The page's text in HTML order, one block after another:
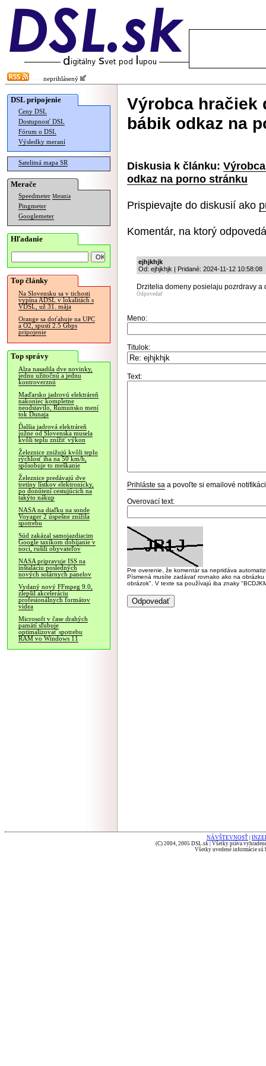
neprihlásený
DSL pripojenie
Ceny DSL
Dostupnosť DSL
Fórum o DSL
Výsledky meraní
Satelitná mapa SR
Merače
Speedmeter Merania
Pingmeter
Googlemeter
Hľadanie
Top články
Na Slovensku sa v tichosti
vypína ADSL v lokalitách s
VDSL, už 31. mája
Orange sa doťahuje na UPC
a O2, spustí 2.5 Gbps
pripojenie
Top správy
Alza nasadila dve novinky,
jednu užitočnú a jednu
kontroverznú
Maďarsko jadrovú elektráreň
nakoniec kompletne
neodstavilo, Rumunsko mení
tok Dunaja
Ďalšia jadrová elektráreň
južne od Slovenska musela
kvôli teplu znížiť výkon
Železnice znižujú kvôli teplu
rýchlosť iba na 50 km/h,
spôsobuje to meškanie
Železnice predávajú dve
tretiny lístkov elektronicky,
po donútení cestujúcich na
takýto nákup
NASA na diaľku na sonde
Voyager 2 úspešne znížila
spotrebu
Súd zakázal samojazdiacim
Google taxíkom dobíjanie v
noci, rušili obyvateľov
NASA pripravuje ISS na
inštaláciu posledných
nových solárnych panelov
Vydaný nový FFmpeg 9.0,
zlepšil akceleráciu
profesionálnych formátov
videa
Microsoft v čase drahých
pamätí sľubuje
optimalizovať spotrebu
RAM vo Windows 11
Výrobca hračiek
bábik odkaz na
Diskusia k článku:
odkaz na porno stránku
Prispievajte do diskusií ako
Komentár, na ktorý
ejhjkhjk
Od: ejhjkhjk | Pridané: 2024-11-12 10:58:08
Drzitelia domeny posielaju pozrdravy
Odpovedať
Meno:
Titulok:
Text:
Prihláste sa a povoľte si emailové
Overovací text:
Pre overenie, že komentár sa nepridáva
Písmená musíte zadávať rovnako ako na
obrázok". V texte sa používajú iba znaky
NÁVŠTEVNOSŤ
(C) 2004, 2005 DSL.sk | Všetky práva
Všetky uvedené informácie sú